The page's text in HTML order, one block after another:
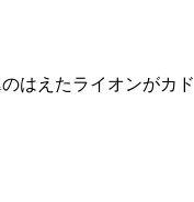
はえたライオンがカド